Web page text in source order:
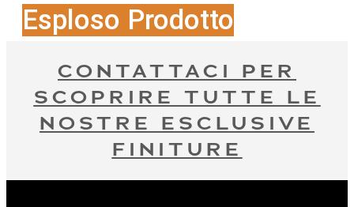
Esploso Prodotto
CONTATTACI PER
SCOPRIRE TUTTE LE
NOSTRE ESCLUSIVE
FINITURE